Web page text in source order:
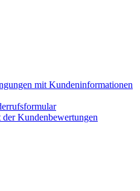
mit Kundeninformationen
Kundenbewertungen